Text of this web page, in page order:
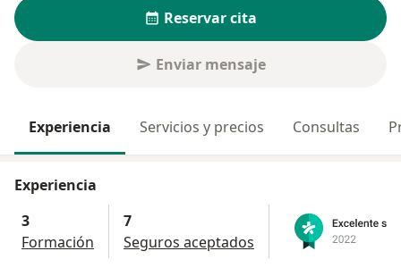
Reservar cita
Enviar mensaje
Experiencia Servicios y precios Consultas
Experiencia
3
Formación
7
Seguros aceptados